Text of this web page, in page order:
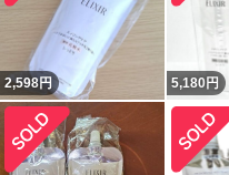
2,598円 5,180 円